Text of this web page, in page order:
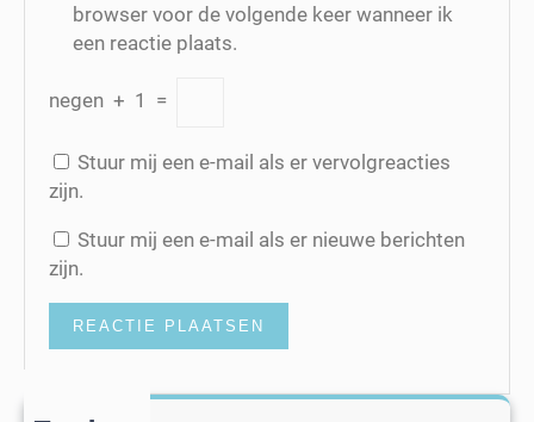
browser voor de volgende keer wanneer ik
een reactie plaats.
negen + 1 =
Stuur mij een e-mail als er vervolgreacties
zijn.
Stuur mij een e-mail als er nieuwe berichten
zijn.